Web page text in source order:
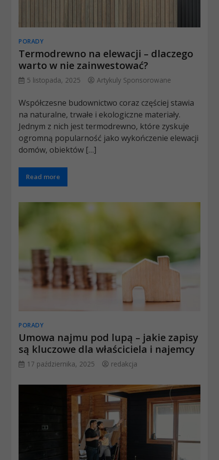
PORADY
Termodrewno na elewacji – dlaczego
warto w nie zainwestować?
5 listopada, 2025 Artykuly Sponsorowane
Współczesne budownictwo coraz częściej stawia
na naturalne, trwałe i ekologiczne materiały.
Jednym z nich jest termodrewno, które zyskuje
ogromną popularność jako wykończenie elewacji
domów, obiektów […]
Read more
PORADY
Umowa najmu pod lupą – jakie zapisy
są kluczowe dla właściciela i najemcy
17 października, 2025 redakcja